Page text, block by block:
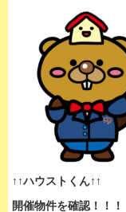
↑↑ハウストくん↑↑
開催物件を確認！！！